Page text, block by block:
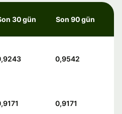
30 gün Son 90 gün
0,9542
0,9171